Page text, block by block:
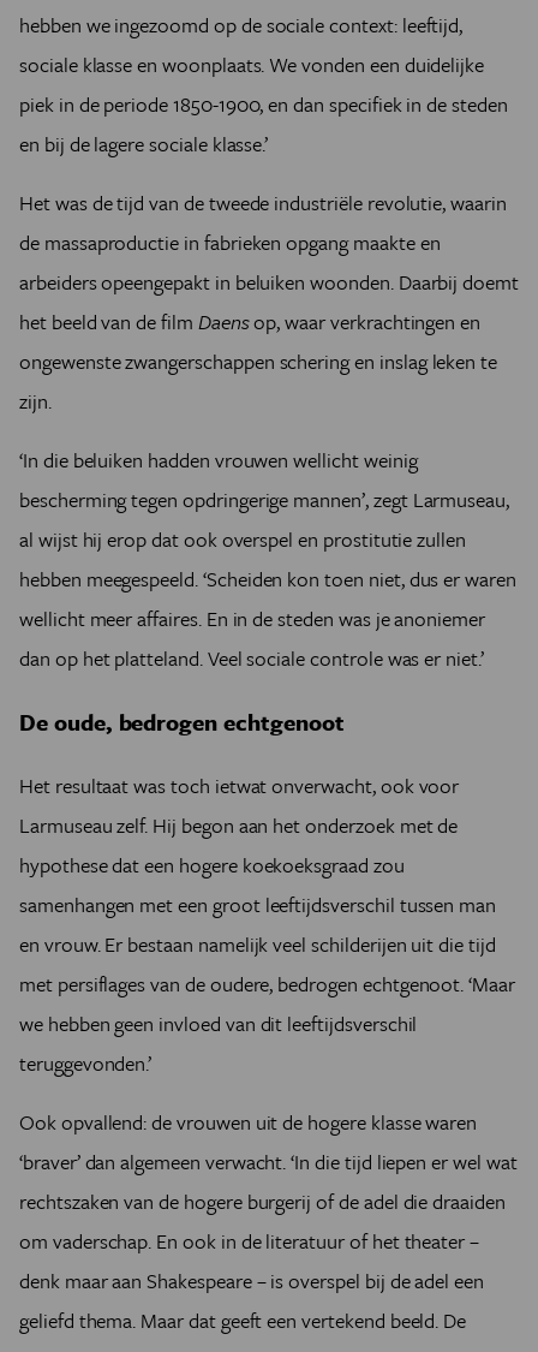
hebben we ingezoomd op de sociale context: leeftijd,
sociale klasse en woonplaats. We vonden een duidelijke
piek in de periode 1850-1900, en dan specifiek in de steden
en bij de lagere sociale klasse.’
Het was de tijd van de tweede industriële revolutie, waarin
de massaproductie in fabrieken opgang maakte en
arbeiders opeengepakt in beluiken woonden. Daarbij doemt
het beeld van de film Daensop, waar verkrachtingen en
ongewenste zwangerschappen schering en inslag leken te
zijn.
‘In die beluiken hadden vrouwen wellicht weinig
bescherming tegen opdringerige mannen’, zegt Larmuseau,
al wijst hij erop dat ook overspel en prostitutie zullen
hebben meegespeeld. ‘Scheiden kon toen niet, dus er waren
wellicht meer affaires. En in de steden was je anoniemer
dan op het platteland. Veel sociale controle was er niet.’
De oude, bedrogen echtgenoot
Het resultaat was toch ietwat onverwacht, ook voor
Larmuseau zelf. Hij begon aan het onderzoek met de
hypothese dat een hogere koekoeksgraad zou
samenhangen met een groot leeftijdsverschil tussen man
en vrouw. Er bestaan namelijk veel schilderijen uit die tijd
met persiflages van de oudere, bedrogen echtgenoot. ‘Maar
we hebben geen invloed van dit leeftijdsverschil
teruggevonden.’
Ook opvallend: de vrouwen uit de hogere klasse waren
‘braver’ dan algemeen verwacht. ‘In die tijd liepen er wel wat
rechtszaken van de hogere burgerij of de adel die draaiden
om vaderschap. En ook in de literatuur of het theater –
denk maar aan Shakespeare – is overspel bij de adel een
geliefd thema. Maar dat geeft een vertekend beeld. De